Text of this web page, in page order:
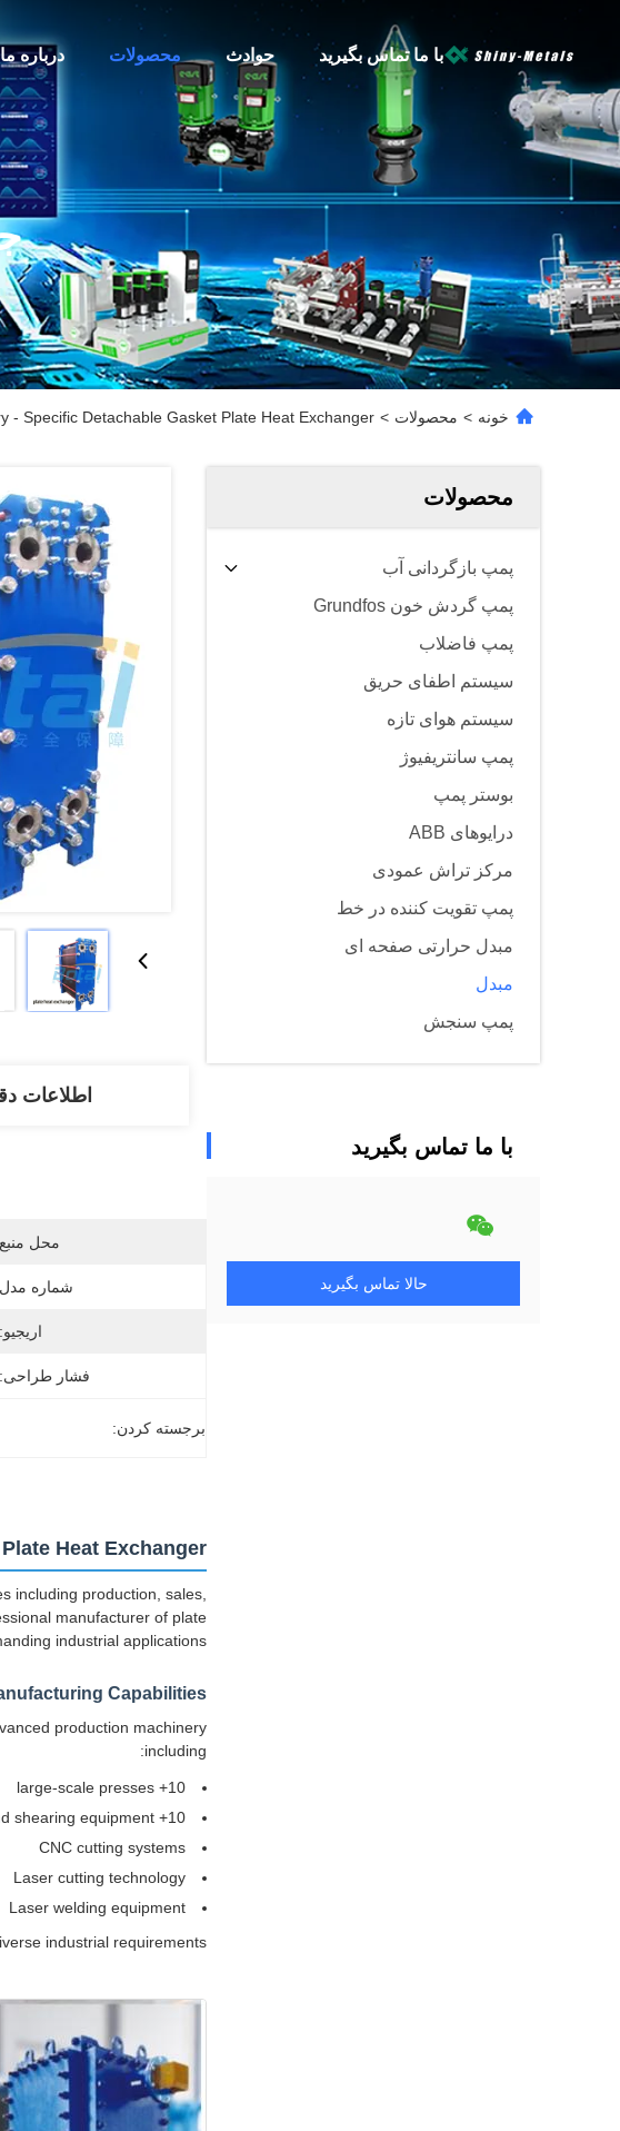
درباره ما محصولات حوادث با ما تماس بگیرید
خونه > محصولات >
- Specific Detachable Gasket Plate Heat Exchanger
محصولات
پمپ بازگردانی آب
پمپ گردش خون Grundfos
پمپ فاضلاب
سیستم اطفای حریق
سیستم هوای تازه
پمپ سانتریفیوژ
بوستر پمپ
درایوهای ABB
مرکز تراش عمودی
پمپ تقویت کننده در خط
مبدل حرارتی صفحه ای
مبدل
پمپ سنجش
با ما تماس بگیرید
حالا تماس بگیرید
اطلاعات
محل منبع
شماره مدل
اریجیو:
فشار طراحی:
برجسته کردن:
Heat Exchanger
including production, sales,
manufacturer of plate
industrial applications.
Capabilities
production machinery
including:
10+ large-scale presses
10+ large-scale punching and shearing equipment
CNC cutting systems
Laser cutting technology
Laser welding equipment
industrial requirements.